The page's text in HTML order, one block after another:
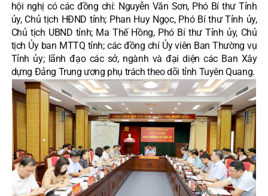
hội nghị có các đồng chí: Nguyễn Văn Sơn, Phó Bí thư Tỉnh
ủy, Chủ tịch HĐND tỉnh; Phan Huy Ngọc, Phó Bí thư Tỉnh ủy,
Chủ tịch UBND tỉnh; Ma Thế Hồng, Phó Bí thư Tỉnh ủy, Chủ
tịch Ủy ban MTTQ tỉnh; các đồng chí Ủy viên Ban Thường vụ
Tỉnh ủy; lãnh đạo các sở, ngành và đại diện các Ban Xây
dựng Đảng Trung ương phụ trách theo dõi tỉnh Tuyên Quang.